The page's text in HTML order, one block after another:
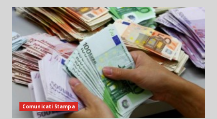
Comunicati Stampa